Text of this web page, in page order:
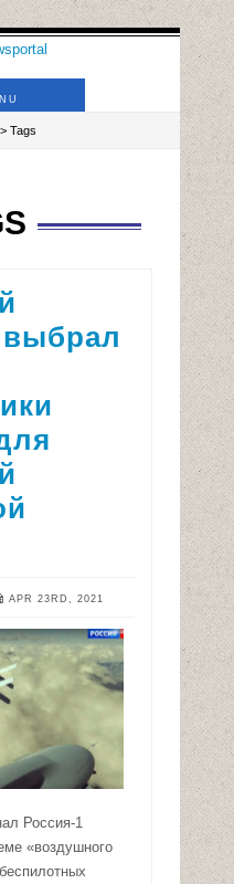
Tags
выбрал
APR 23RD, 2021
Россия-1
«воздушного